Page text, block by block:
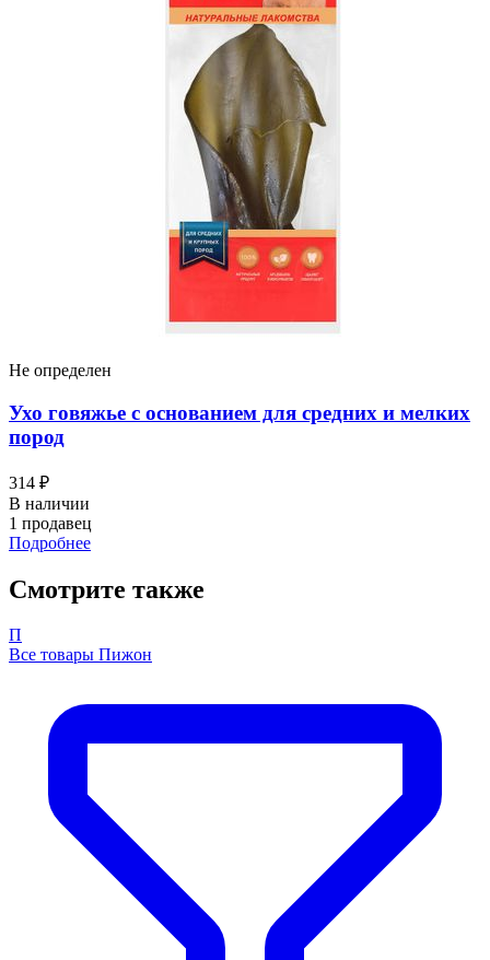
Не определен
Ухо говяжье с основанием для средних и мелких
пород
314 ₽
В наличии
1 продавец
Подробнее
Смотрите также
П
Все товары Пижон